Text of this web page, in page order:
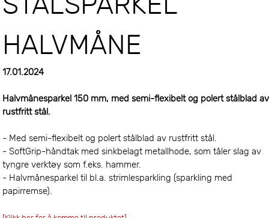
HALVMÅNE
17.01.2024
Halvmånesparkel 150 mm, med semi-flexibelt og polert stålblad av
rustfritt stål.
- Med semi-flexibelt og polert stålblad av rustfritt stål.
- SoftGrip-håndtak med sinkbelagt metallhode, som tåler slag av
tyngre verktøy som f.eks. hammer.
- Halvmånesparkel til bl.a. strimlesparkling (sparkling med
papirremse).